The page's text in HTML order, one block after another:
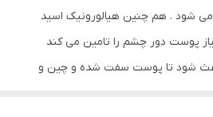
شود . هم چنین هیالورونیک اسید
پوست دور چشم را تامین می کند
شود تا پوست سفت شده و چین و